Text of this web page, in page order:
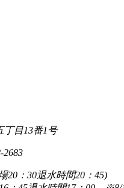
丁目13番1号
2683
場20：30退水時間20：